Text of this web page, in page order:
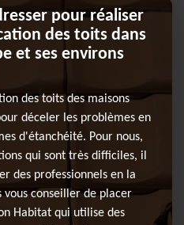
pour réaliser
des toits dans
et ses environs
des toits des maisons
déceler les problèmes en
d'étanchéité. Pour nous,
qui sont très difficiles, il
des professionnels en la
vous conseiller de placer
Habitat qui utilise des